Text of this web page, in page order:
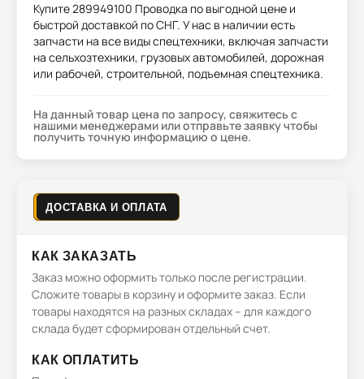
Купите289949100 Проводка по выгодной цене и
быстрой доставкой по СНГ. У нас в наличии есть
запчасти на все виды спецтехники, включая запчасти
на сельхозтехники, грузовых автомобилей, дорожная
или рабочей, строительной, подъемная спецтехника.
На данный товар цена по запросу, свяжитесь с
нашими менеджерами или отправьте заявку чтобы
получить точную информацию о цене.
ДОСТАВКА И ОПЛАТА
КАК ЗАКАЗАТЬ
Заказ можно оформить только после регистрации.
Сложите товары в корзину и оформите заказ. Если
товары находятся на разных складах – для каждого
склада будет сформирован отдельный счет.
КАК ОПЛАТИТЬ